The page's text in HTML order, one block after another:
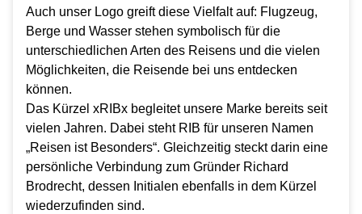
Auch unser Logo greift diese Vielfalt auf: Flugzeug,
Berge und Wasser stehen symbolisch für die
unterschiedlichen Arten des Reisens und die vielen
Möglichkeiten, die Reisende bei uns entdecken
können.
Das Kürzel xRIBx begleitet unsere Marke bereits seit
vielen Jahren. Dabei steht RIB für unseren Namen
„Reisen ist Besonders“. Gleichzeitig steckt darin eine
persönliche Verbindung zum Gründer Richard
Brodrecht, dessen Initialen ebenfalls in dem Kürzel
wiederzufinden sind.